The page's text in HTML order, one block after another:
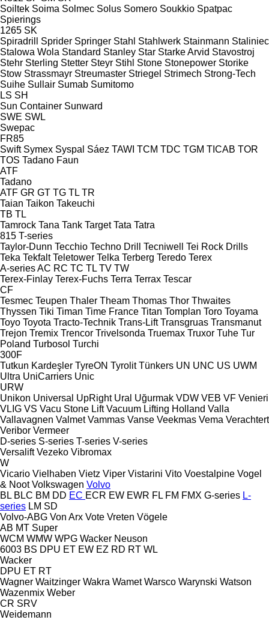
Soiltek Soima Solmec Solus Somero Soukkio Spatpac
Spierings
1265 SK
Spiradrill
Sprider Springer Stahl Stahlwerk Stainmann Staliniec
Stalowa Wola Standard Stanley Star Starke Arvid Stavostroj
Stehr Sterling Stetter Steyr Stihl Stone Stonepower Storike
Stow Strassmayr Streumaster Striegel Strimech Strong-Tech
Suihe Sullair Sumab Sumitomo
LS SH
Sun Container Sunward
SWE SWL
Swepac
FR85
Swift Symex Syspal Sáez TAWI TCM TDC TGM TICAB TOR
TOS Tadano Faun
ATF
Tadano
ATF GR GT TG TL TR
Taian Taikon Takeuchi
TB TL
Tamrock Tana Tank Target Tata Tatra
815 T-series
Taylor-Dunn Tecchio Techno Drill Tecniwell
Tei Rock Drills
Teka Tekfalt Teletower Telka Terberg Teredo Terex
A-seriesAC RC TC TL TV TW
Terex-Finlay Terex-Fuchs Terra Terrax Tescar
CF
Tesmec Teupen Thaler Theam Thomas Thor Thwaites
Thyssen Tiki Timan Time France Titan Tomplan Toro Toyama
Toyo Toyota Tracto-Technik Trans-Lift Transgruas Transmanut
Trejon Tremix Trencor Trivelsonda Truemax Truxor Tuhe Tur
Poland Turbosol Turchi
300F
Tutkun Kardeşler TyreON Tyrolit Tünkers UN UNC US UWM
Ultra UniCarriers Unic
URW
Unikon Universal UpRight Ural Uğurmak VDW VEB VF Venieri
VLIG VS Vacu Stone Lift Vacuum Lifting Holland Valla
Vallavagnen Valmet Vammas Vanse Veekmas Vema Verachtert
Veribor Vermeer
D-series S-series T-series V-series
Versalift Vezeko Vibromax
W
Vicario Vielhaben Vietz Viper Vistarini Vito Voestalpine Vogel
& Noot Volkswagen Volvo
BL BLC BM DD EC ECR EW EWR FL FM FMX G-series L-
series LM SD
Volvo-ABG Von Arx Vote Vreten Vögele
AB MT Super
WCM WMW WPG Wacker Neuson
6003 BS DPU ET EW EZ RD RT WL
Wacker
DPU ET RT
Wagner Waitzinger Wakra Wamet Warsco Warynski Watson
Wazenmix Weber
CR SRV
Weidemann